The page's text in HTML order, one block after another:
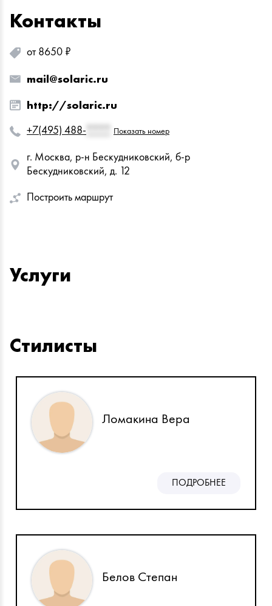
Контакты
+7(495) 488- Показать номер
от 8650 ₽
г. Москва, р-н Бескудниковский, б-р
Бескудниковский, д. 12
Построить маршрут
http://solaric.ru
mail@solaric.ru
Услуги
Стилисты
Ломакина Вера
ПОДРОБНЕЕ
Белов Степан